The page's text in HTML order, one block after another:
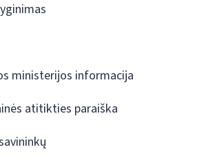
ministerijos informacija
atitikties paraiška